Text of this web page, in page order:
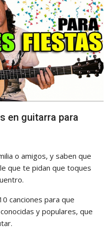
en guitarra para
o amigos, y saben que
que te pidan que toques
canciones para que
y populares, que